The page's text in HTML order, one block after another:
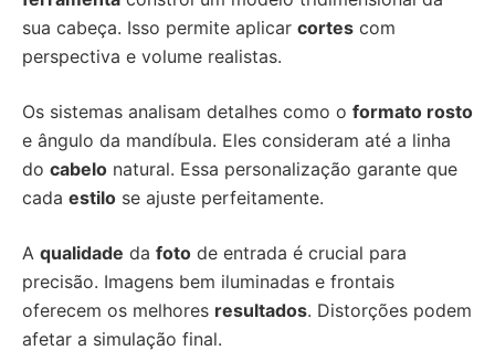
sua cabeça. Isso permite aplicar cortes com
perspectiva e volume realistas.
Os sistemas analisam detalhes como o formato rosto
e ângulo da mandíbula. Eles consideram até a linha
do cabelo natural. Essa personalização garante que
cada estilo se ajuste perfeitamente.
A qualidade da foto de entrada é crucial para
precisão. Imagens bem iluminadas e frontais
oferecem os melhores resultados. Distorções podem
afetar a simulação final.